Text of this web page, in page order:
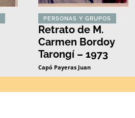
PERSONAS Y GRUPOS
Retrato de M.
Carmen Bordoy
Tarongí – 1973
Capó Payeras Juan